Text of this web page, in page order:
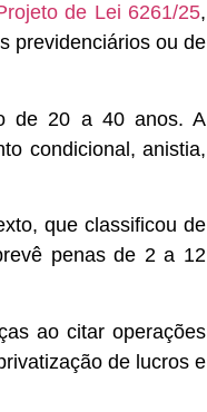
de Lei 6261/25,
previdenciários ou de
de 20 a 40 anos. A
condicional, anistia,
que classificou de
penas de 2 a 12
ao citar operações
de lucros e